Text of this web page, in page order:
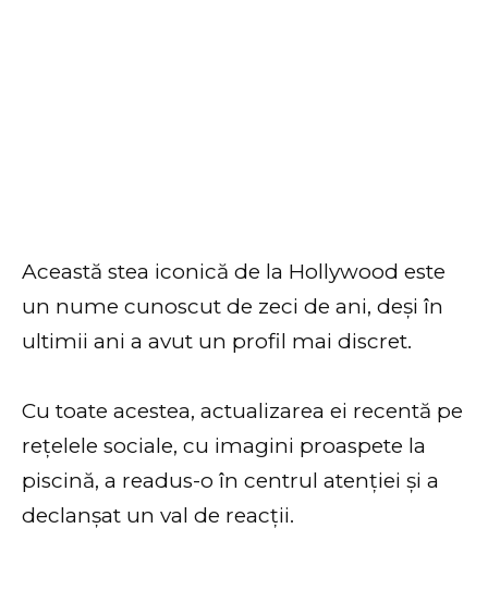
Această stea iconică de la Hollywood este
un nume cunoscut de zeci de ani, deși în
ultimii ani a avut un profil mai discret.
Cu toate acestea, actualizarea ei recentă pe
rețelele sociale, cu imagini proaspete la
piscină, a readus-o în centrul atenției și a
declanșat un val de reacții.